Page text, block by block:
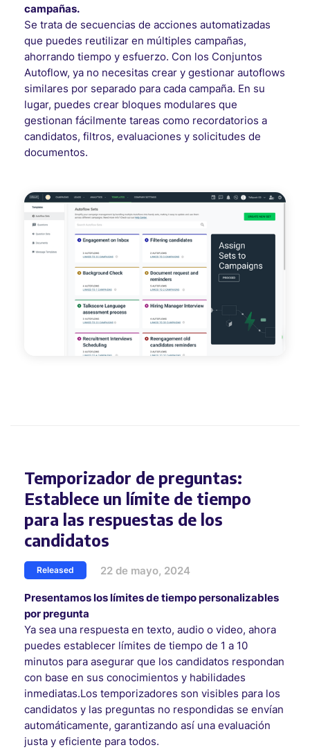
campañas.
Se trata de secuencias de acciones automatizadas
que puedes reutilizar en múltiples campañas,
ahorrando tiempo y esfuerzo. Con los Conjuntos
Autoflow, ya no necesitas crear y gestionar autoflows
similares por separado para cada campaña. En su
lugar, puedes crear bloques modulares que
gestionan fácilmente tareas como recordatorios a
candidatos, filtros, evaluaciones y solicitudes de
documentos.
Temporizador de preguntas:
Establece un límite de tiempo
para las respuestas de los
candidatos
Released 22 de mayo, 2024
Presentamos los límites de tiempo personalizables
por pregunta
Ya sea una respuesta en texto, audio o video, ahora
puedes establecer límites de tiempo de 1 a 10
minutos para asegurar que los candidatos respondan
con base en sus conocimientos y habilidades
inmediatas.Los temporizadores son visibles para los
candidatos y las preguntas no respondidas se envían
automáticamente, garantizando así una evaluación
justa y eficiente para todos.